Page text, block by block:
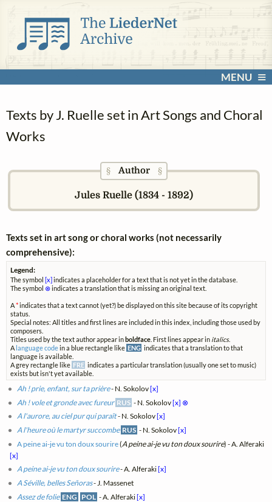
MENU
Texts by J. Ruelle set in Art Songs and Choral
Works
§ Author§
Jules Ruelle (1834 - 1892)
Texts set in art song or choral works (not necessarily
comprehensive):
Legend:
The symbol[x]indicates a placeholder for a text that is not yet in the database.
The symbol ⊗indicates a translation that is missing an original text.
A*indicates that a text cannot (yet?) be displayed on this site because of its copyright
status.
Special notes: All titles and first lines are included in this index, including those used by
composers.
Titles used by the text author appear inboldface . First lines appear in italics.
A language codein a blue rectangle like ENG indicates that a translation to that
language is available.
A grey rectangle like FRE indicates a particular translation (usually one set to music)
exists but isn't yet available.
Ah ! prie, enfant, sur ta prière- N. Sokolov[x]
Ah ! vole et gronde avec fureur RUS - N. Sokolov[x] ⊗
A l'aurore, au ciel pur qui paraît- N. Sokolov[x]
A l'heure où le martyr succombe RUS - N. Sokolov[x]
A peine ai-je vu ton doux sourire(A peine ai-je vu ton doux sourire) - A. Alferaki
[x]
A peine ai-je vu ton doux sourire- A. Alferaki[x]
A Séville, belles Señoras- J. Massenet
Assez de folie ENG POL - A. Alferaki[x]